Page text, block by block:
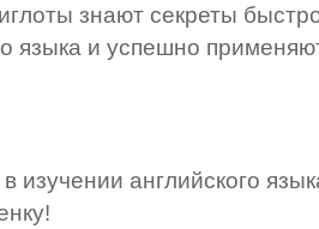
знают секреты
языка и успешно
изучении английского